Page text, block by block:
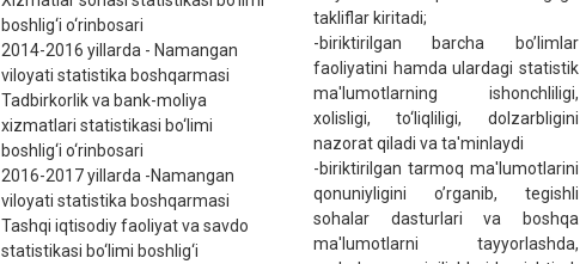
boshlig‘i o‘rinbosari
2014-2016 yillarda - Namangan
viloyati statistika boshqarmasi
Tadbirkorlik va bank-moliya
xizmatlari statistikasi bo‘limi
boshlig‘i o‘rinbosari
2016-2017 yillarda -Namangan
viloyati statistika boshqarmasi
Tashqi iqtisodiy faoliyat va savdo
statistikasi bo‘limi boshlig‘i
takliflar kiritadi;
-biriktirilgan barcha bo’limlar
faoliyatini hamda ulardagi statistik
ma'lumotlarning ishonchliligi,
xolisligi, to‘liqliligi, dolzarbligini
nazorat qiladi va ta'minlaydi
-biriktirilgan tarmoq ma'lumotlarini
qonuniyligini o’rganib, tеgishli
sohalar dasturlari va boshqa
ma'lumotlarni tayyorlashda,